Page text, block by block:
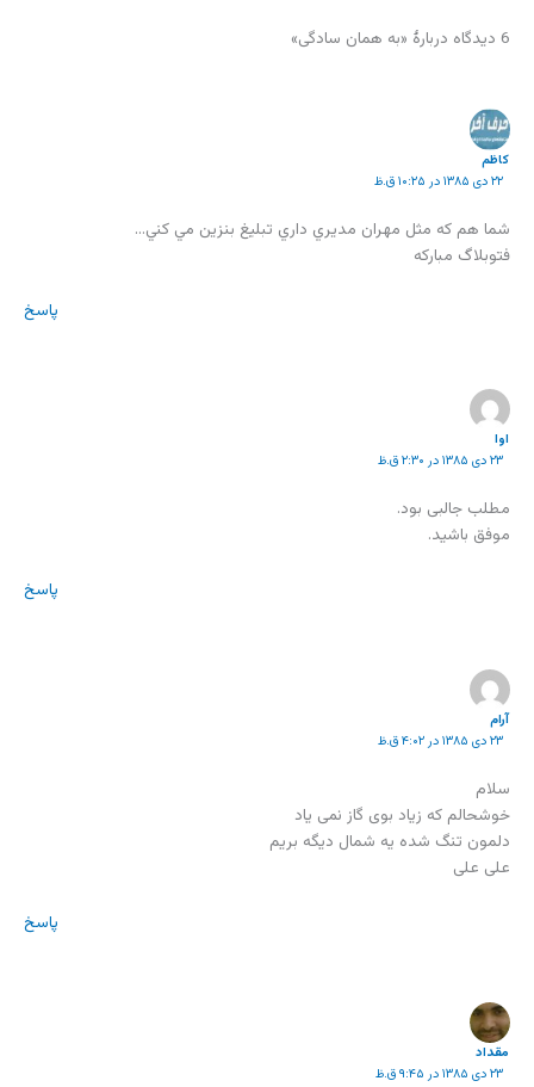
6 دیدگاه دربارهٔ «به همان سادگی»
كاظم
۲۲ دی ۱۳۸۵ در ۱۰:۲۵ ق.ظ
شما هم كه مثل مهران مديري داري تبليغ بنزين مي كني…
فتوبلاگ مباركه
پاسخ
اوا
۲۳ دی ۱۳۸۵ در ۲:۳۰ ق.ظ
مطلب جالبی بود.
موفق باشید.
پاسخ
آرام
۲۳ دی ۱۳۸۵ در ۴:۰۲ ق.ظ
سلام
خوشحالم که زیاد بوی گاز نمی یاد
دلمون تنگ شده یه شمال دیگه بریم
علی علی
پاسخ
مقداد
۲۳ دی ۱۳۸۵ در ۹:۴۵ ق.ظ